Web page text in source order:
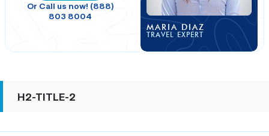
Or Call us now! (888)
803 8004
MARIA DIAZ
TRAVEL EXPERT
H2-TITLE-2